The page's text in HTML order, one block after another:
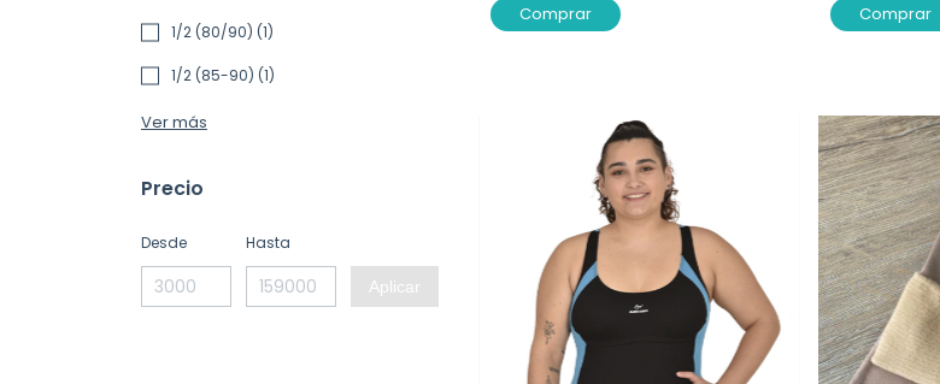
1/2 (80/90) (1)
1/2 (85-90) (1)
Ver más
Precio
Desde Hasta
Aplicar
Comprar Comprar